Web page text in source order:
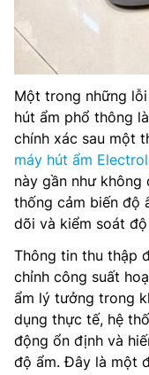
Một trong những
hút ẩm phổ thông
chính xác sau một
máy hút ẩm
này gần như
thống cảm biến độ
dõi và kiểm soát
Thông tin thu thập
chỉnh công suất
ẩm lý tưởng trong
dụng thực tế, hệ
động ổn định và
độ ẩm. Đây là một